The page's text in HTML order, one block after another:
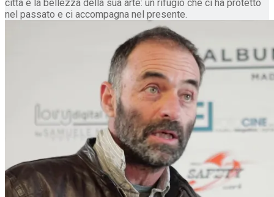
città e la bellezza della sua arte: un rifugio che ci ha protetto
nel passato e ci accompagna nel presente.